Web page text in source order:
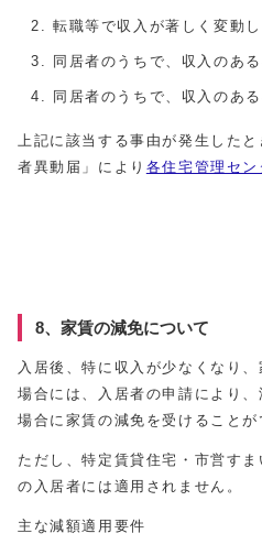
転職等で収入が著しく変動し
同居者のうちで、収入のあ
同居者のうちで、収入のあ
上記に該当する事由が発生した
者異動届」により 各住宅管理セン
8、家賃の減免について
入居後、特に収入が少なくなり
場合には、入居者の申請により
場合に家賃の減免を受けることが
ただし、特定賃貸住宅・市営す
の入居者には適用されません。
主な減額適用要件